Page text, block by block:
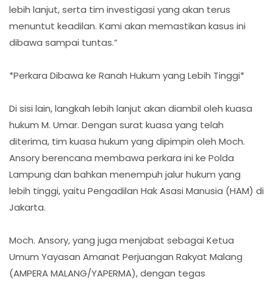
lebih lanjut, serta tim investigasi yang akan terus
menuntut keadilan. Kami akan memastikan kasus ini
dibawa sampai tuntas.”
*Perkara Dibawa ke Ranah Hukum yang Lebih Tinggi*
Di sisi lain, langkah lebih lanjut akan diambil oleh kuasa
hukum M. Umar. Dengan surat kuasa yang telah
diterima, tim kuasa hukum yang dipimpin oleh Moch.
Ansory berencana membawa perkara ini ke Polda
Lampung dan bahkan menempuh jalur hukum yang
lebih tinggi, yaitu Pengadilan Hak Asasi Manusia (HAM) di
Jakarta.
Moch. Ansory, yang juga menjabat sebagai Ketua
Umum Yayasan Amanat Perjuangan Rakyat Malang
(AMPERA MALANG/YAPERMA), dengan tegas